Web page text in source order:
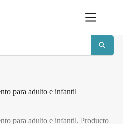
para adulto e infantil
para adulto e infantil. Producto